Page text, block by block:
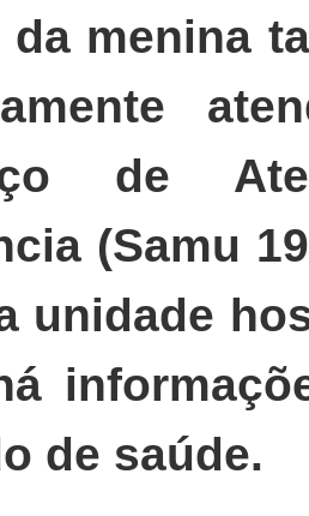
da menina
de
(Samu
unidade
de saúde.